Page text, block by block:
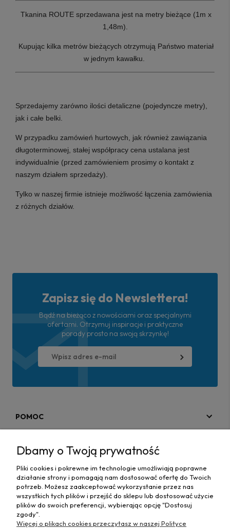
Tkanina ROUTE sprzedawana jest na metry bieżące (1m x
1,48m).
Kupując kilka metrów bieżących otrzymują Państwo materiał
w jednym kawałku.
Sprzedajemy zarówno ilości detaliczne (pojedyncze metry),
jak i całe belki.
W przypadku zamówień hurtowych, jak również zawiązania
długoterminowej, stałej współpracy cena ustalana jest
indywidualnie (przed zamówieniem prosimy o kontakt z
naszym działem sprzedaży).
Tylko w naszej firmie istnieje możliwość łączenia zamówienia
z różnych działów.
Zapisz się do Newslettera!
Bądź na bieżąco z nowościami oraz specjalnymi
ofertami. Otrzymuj inspiracje i praktyczne
porady prosto na swoją skrzynkę!
POMOC
MAPA STRONY
INFORMACJE
Dbamy o Twoją prywatność
Pliki cookies i pokrewne im technologie umożliwiają poprawne
działanie strony i pomagają nam dostosować ofertę do Twoich
potrzeb. Możesz zaakceptować wykorzystanie przez nas
wszystkich tych plików i przejść do sklepu lub dostosować użycie
plików do swoich preferencji, wybierając opcję "Dostosuj
zgody".
Więcej o plikach cookies przeczytasz w naszej Polityce